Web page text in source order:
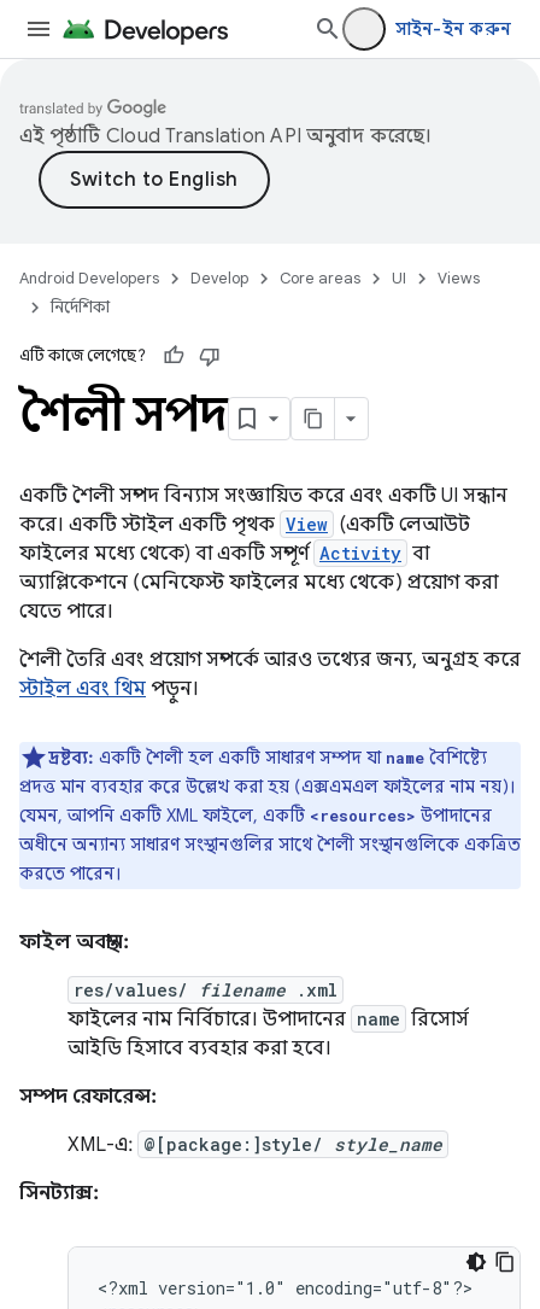
সাইন-ইন করুন
এই পৃষ্ঠাটি Cloud Translation API অনুবাদ করেছে।
Android Developers Develop Core areas UI
Views
নির্দেশিকা
এটি কাজে লেগেছে?
শৈলী সম্পদ
একটি শৈলী সম্পদ বিন্যাস সংজ্ঞায়িত করে এবং একটি UI সন্ধান
করে। একটি স্টাইল একটি পৃথক View (একটি লেআউট
ফাইলের মধ্যে থেকে) বা একটি সম্পূর্ণ Activity বা
অ্যাপ্লিকেশনে (মেনিফেস্ট ফাইলের মধ্যে থেকে) প্রয়োগ করা
যেতে পারে।
শৈলী তৈরি এবং প্রয়োগ সম্পর্কে আরও তথ্যের জন্য, অনুগ্রহ করে
স্টাইল এবং থিম পড়ুন।
দ্রষ্টব্য: একটি শৈলী হল একটি সাধারণ সম্পদ যা name বৈশিষ্ট্যে
প্রদত্ত মান ব্যবহার করে উল্লেখ করা হয় (এক্সএমএল ফাইলের নাম নয়)।
যেমন, আপনি একটি XML ফাইলে, একটি <resources> উপাদানের
অধীনে অন্যান্য সাধারণ সংস্থানগুলির সাথে শৈলী সংস্থানগুলিকে একত্রিত
করতে পারেন।
ফাইল অবস্থান:
res/values/ filename .xml
ফাইলের নাম নির্বিচারে। উপাদানের name রিসোর্স
আইডি হিসাবে ব্যবহার করা হবে।
সম্পদ রেফারেন্স:
XML-এ: @[package:]style/ style_name
সিনট্যাক্স:
<?xml version="1.0"
encoding="utf-8"?>